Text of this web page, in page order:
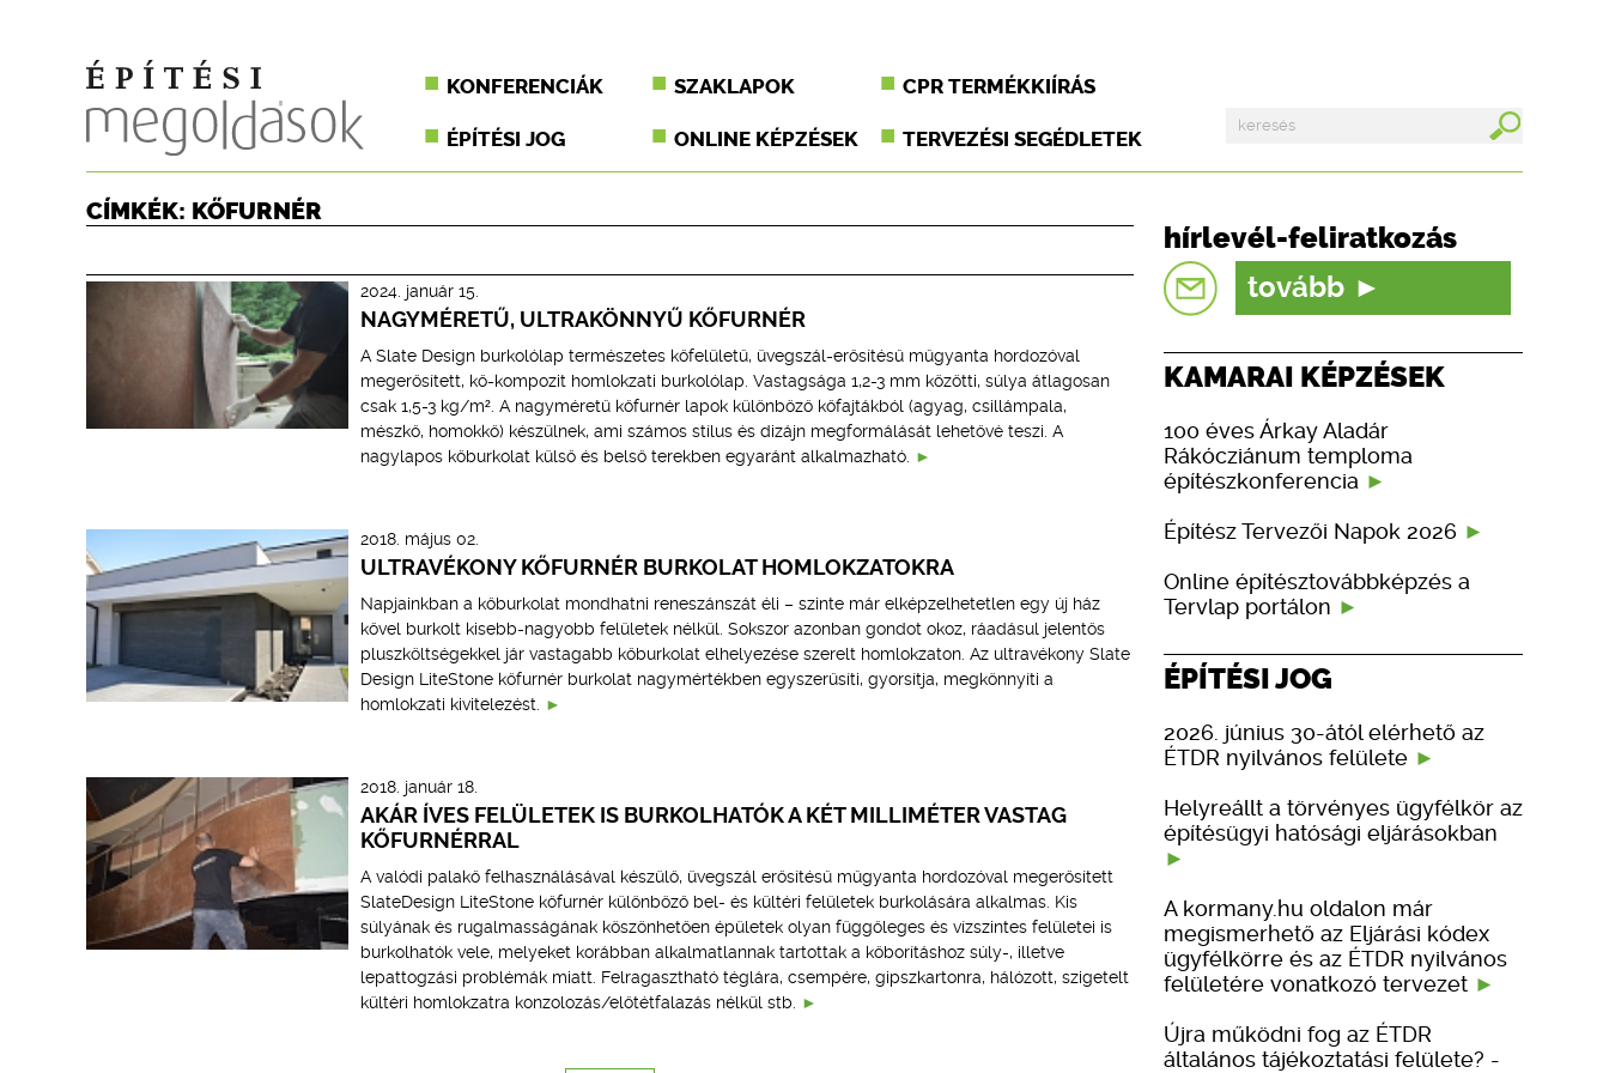
KONFERENCIÁK SZAKLAPOK CPR TERMÉKKIÍRÁS
ÉPÍTÉSI JOG ONLINE KÉPZÉSEK TERVEZÉSI SEGÉDLETEK
CÍMKÉK: KŐFURNÉR
2024. január 15.
NAGYMÉRETŰ, ULTRAKÖNNYŰ KŐFURNÉR
A Slate Design burkolólap természetes kőfelületű, üvegszál-erősítésű műgyanta hordozóval
megerősített, kő-kompozit homlokzati burkolólap. Vastagsága 1,2-3 mm közötti, súlya átlagosan
csak 1,5-3 kg/m². A nagyméretű kőfurnér lapok különböző kőfajtákból (agyag, csillámpala,
mészkő, homokkő) készülnek, ami számos stílus és dizájn megformálását lehetővé teszi. A
nagylapos kőburkolat külső és belső terekben egyaránt alkalmazható.
2018. május 02.
ULTRAVÉKONY KŐFURNÉR BURKOLAT HOMLOKZATOKRA
Napjainkban a kőburkolat mondhatni reneszánszát éli – szinte már elképzelhetetlen egy új ház
kővel burkolt kisebb-nagyobb felületek nélkül. Sokszor azonban gondot okoz, ráadásul jelentős
pluszköltségekkel jár vastagabb kőburkolat elhelyezése szerelt homlokzaton. Az ultravékony Slate
Design LiteStone kőfurnér burkolat nagymértékben egyszerűsíti, gyorsítja, megkönnyíti a
homlokzati kivitelezést.
2018. január 18.
AKÁR ÍVES FELÜLETEK IS BURKOLHATÓK A KÉT MILLIMÉTER VASTAG
KŐFURNÉRRAL
A valódi palakő felhasználásával készülő, üvegszál erősítésű műgyanta hordozóval megerősített
SlateDesign LiteStone kőfurnér különböző bel- és kültéri felületek burkolására alkalmas. Kis
súlyának és rugalmasságának köszönhetően épületek olyan függőleges és vízszintes felületei is
burkolhatók vele, melyeket korábban alkalmatlannak tartottak a kőborításhoz súly-, illetve
lepattogzási problémák miatt. Felragasztható téglára, csempére, gipszkartonra, hálózott, szigetelt
kültéri homlokzatra konzolozás/előtétfalazás nélkül stb.
hírlevél-feliratkozás
tovább
KAMARAI KÉPZÉSEK
100 éves Árkay Aladár
Rákócziánum temploma
építészkonferencia
Építész Tervezői Napok 2026
Online építésztovábbképzés a
Tervlap portálon
ÉPÍTÉSI JOG
2026. június 30-ától elérhető az
ÉTDR nyilvános felülete
Helyreállt a törvényes ügyfélkör az
építésügyi hatósági eljárásokban
A kormany.hu oldalon már
megismerhető az Eljárási kódex
ügyfélkörre és az ÉTDR nyilvános
felületére vonatkozó tervezet
Újra működni fog az ÉTDR
általános tájékoztatási felülete? -